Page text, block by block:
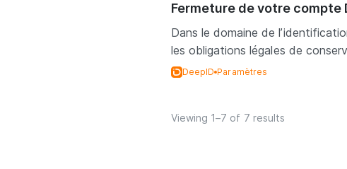
Fermeture de votre compte
Dans le domaine de
les obligations légales de
DeepID Paramètres
Viewing 1–7 of 7 results